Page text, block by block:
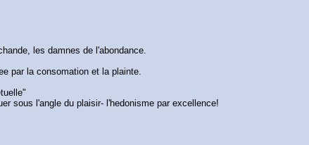
les damnes de l'abondance.
par la consomation et la plainte.
sous l'angle du plaisir- l'hedonisme par excellence!